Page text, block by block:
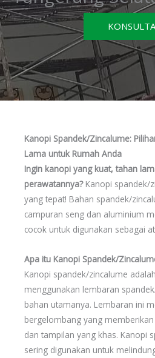
Kanopi Spandek/Zincalume:
Lama untuk Rumah Anda
Ingin kanopi yang kuat, tahan
perawatannya?Kanopi spandek/
yang tepat! Bahan spandek/
campuran seng dan aluminium
cocok untuk digunakan sebagai
Apa itu Kanopi Spandek/
Kanopi spandek/zincalume
menggunakan lembaran
bahan utamanya. Lembaran ini
bergelombang yang
dan tampilan yang khas. Kanopi
sering digunakan untuk